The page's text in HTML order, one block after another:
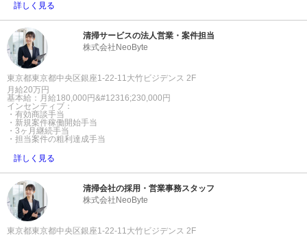
詳しく見る
清掃サービスの法人営業・案件担当
株式会社NeoByte
東京都東京都中央区銀座1-22-11大竹ビジデンス 2F
月給20万円
基本給：月給180,000円&#12316;230,000円
インセンティブ：
・有効商談手当
・新規案件稼働開始手当
・3ヶ月継続手当
・担当案件の粗利達成手当
詳しく見る
清掃会社の採用・営業事務スタッフ
株式会社NeoByte
東京都東京都中央区銀座1-22-11大竹ビジデンス 2F